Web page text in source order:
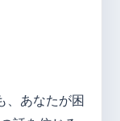
、あなたが困